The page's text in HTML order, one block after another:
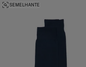
SEMELHANTE